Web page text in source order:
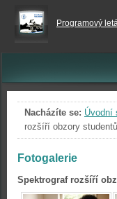
Programový
Nacházíte se: Úvodní
rozšíří obzory
Fotogalerie
Spektrograf rozšíří